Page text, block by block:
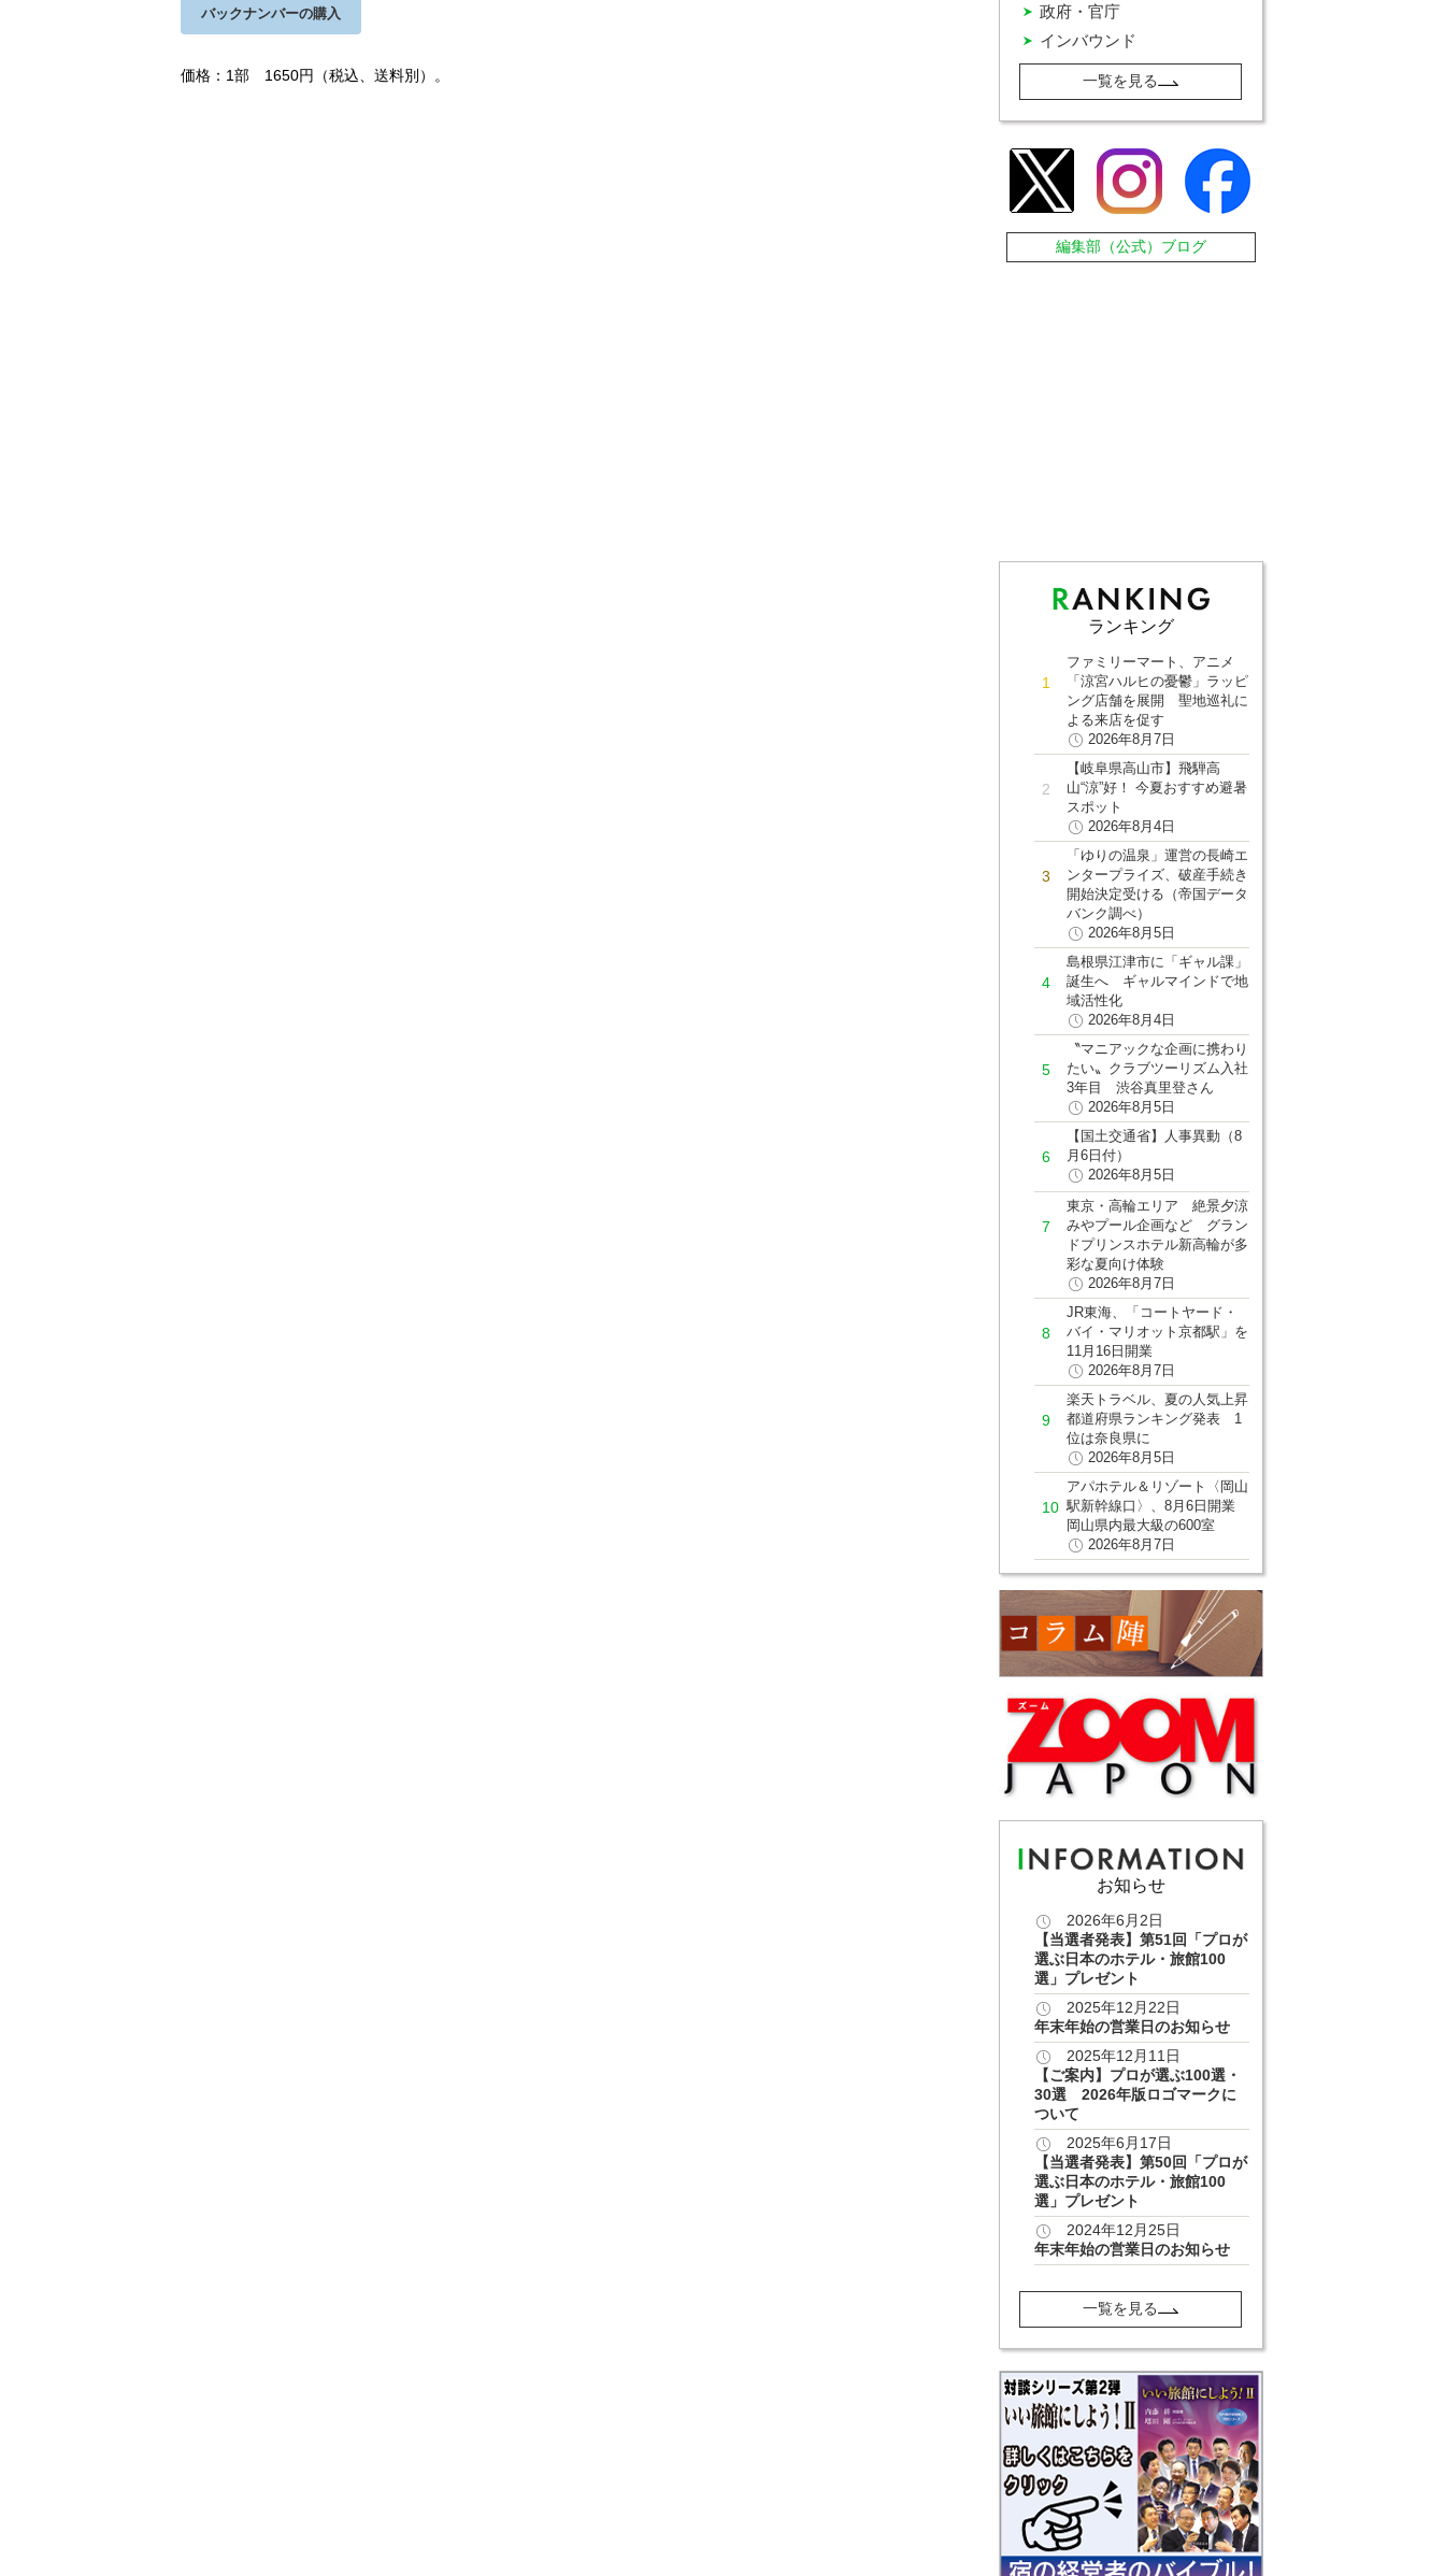
バックナンバーの購入
価格：1部 1650円（税込、送料別）。
インバウンド
政府・官庁
一覧を見る
編集部（公式）ブログ
ランキング
ファミリーマート、アニメ
「涼宮ハルヒの憂鬱」ラッピ
ング店舗を展開 聖地巡礼に
よる来店を促す
2026年8月7日
【岐阜県高山市】飛騨高
山“涼”好！ 今夏おすすめ避暑
スポット
2026年8月4日
「ゆりの温泉」運営の長崎エ
ンタープライズ、破産手続き
開始決定受ける（帝国データ
バンク調べ）
2026年8月5日
島根県江津市に「ギャル課」
誕生へ ギャルマインドで地
域活性化
2026年8月4日
〝マニアックな企画に携わり
たい〟クラブツーリズム入社
3年目 渋谷真里登さん
2026年8月5日
【国土交通省】人事異動（8
月6日付）
2026年8月5日
東京・高輪エリア 絶景夕涼
みやプール企画など グラン
ドプリンスホテル新高輪が多
彩な夏向け体験
2026年8月7日
JR東海、「コートヤード・
バイ・マリオット京都駅」を
11月16日開業
2026年8月7日
楽天トラベル、夏の人気上昇
都道府県ランキング発表 1
位は奈良県に
2026年8月5日
アパホテル＆リゾート〈岡山
駅新幹線口〉、8月6日開業
岡山県内最大級の600室
2026年8月7日
お知らせ
2026年6月2日
【当選者発表】第51回「プロが
選ぶ日本のホテル・旅館100
選」プレゼント
2025年12月22日
年末年始の営業日のお知らせ
2025年12月11日
【ご案内】プロが選ぶ100選・
30選 2026年版ロゴマークに
ついて
2025年6月17日
【当選者発表】第50回「プロが
選ぶ日本のホテル・旅館100
選」プレゼント
2024年12月25日
年末年始の営業日のお知らせ
一覧を見る